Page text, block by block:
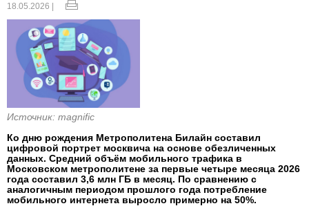
18.05.2026 |
Источник: magnific
Ко дню рождения Метрополитена Билайн составил
цифровой портрет москвича на основе обезличенных
данных. Средний объём мобильного трафика в
Московском метрополитене за первые четыре месяца 2026
года составил 3,6 млн ГБ в месяц. По сравнению с
аналогичным периодом прошлого года потребление
мобильного интернета выросло примерно на 50%.